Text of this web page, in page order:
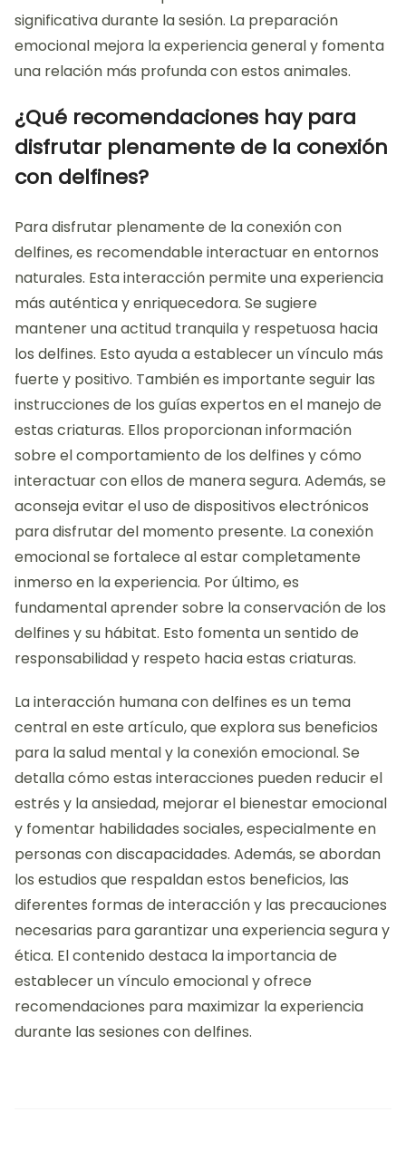
significativa durante la sesión. La preparación
emocional mejora la experiencia general y fomenta
una relación más profunda con estos animales.
¿Qué recomendaciones hay para
disfrutar plenamente de la conexión
con delfines?
Para disfrutar plenamente de la conexión con
delfines, es recomendable interactuar en entornos
naturales. Esta interacción permite una experiencia
más auténtica y enriquecedora. Se sugiere
mantener una actitud tranquila y respetuosa hacia
los delfines. Esto ayuda a establecer un vínculo más
fuerte y positivo. También es importante seguir las
instrucciones de los guías expertos en el manejo de
estas criaturas. Ellos proporcionan información
sobre el comportamiento de los delfines y cómo
interactuar con ellos de manera segura. Además, se
aconseja evitar el uso de dispositivos electrónicos
para disfrutar del momento presente. La conexión
emocional se fortalece al estar completamente
inmerso en la experiencia. Por último, es
fundamental aprender sobre la conservación de los
delfines y su hábitat. Esto fomenta un sentido de
responsabilidad y respeto hacia estas criaturas.
La interacción humana con delfines es un tema
central en este artículo, que explora sus beneficios
para la salud mental y la conexión emocional. Se
detalla cómo estas interacciones pueden reducir el
estrés y la ansiedad, mejorar el bienestar emocional
y fomentar habilidades sociales, especialmente en
personas con discapacidades. Además, se abordan
los estudios que respaldan estos beneficios, las
diferentes formas de interacción y las precauciones
necesarias para garantizar una experiencia segura y
ética. El contenido destaca la importancia de
establecer un vínculo emocional y ofrece
recomendaciones para maximizar la experiencia
durante las sesiones con delfines.